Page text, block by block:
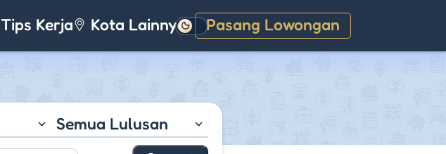
Tips Kerja Kota Lainnya Pasang Lowongan
Gelap
Semua Lulusan